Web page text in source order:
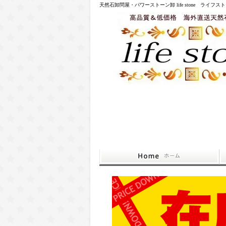
天然石卸問屋・パワーストーン卸 life stone ライフス